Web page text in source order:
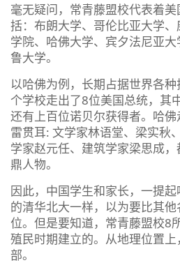
毫无疑问，常青藤盟校代表着
括：布朗大学、哥伦比亚大学
学院、哈佛大学、宾夕法尼亚
鲁大学。
以哈佛为例，长期占据世界各
个学校走出了8位美国总统，其
还有上百位诺贝尔获得者。哈
雷贯耳: 文学家林语堂、梁实秋
学家赵元任、建筑学家梁思成
鼎人物。
因此，中国学生和家长，一提
的清华北大一样，以为要比其
位。但是要知道，常青藤盟校8
殖民时期建立的。从地理位置
部。